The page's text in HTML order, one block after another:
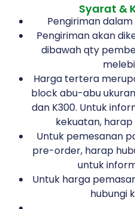
Syarat &
Pengiriman dalam
Pengiriman akan
dibawah qty
Harga tertera
block abu-abu
dan K300. Untuk
kekuatan, harap
Untuk pemesanan
pre-order, harap
untuk
Untuk harga
hubungi